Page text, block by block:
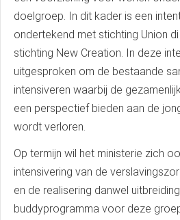
doelgroep. In dit kader is een
ondertekend met stichting Union
stichting New Creation. In deze
uitgesproken om de bestaande
intensiveren waarbij de
een perspectief bieden aan de
wordt verloren.
Op termijn wil het ministerie zich
intensivering van de
en de realisering danwel
buddyprogramma voor deze